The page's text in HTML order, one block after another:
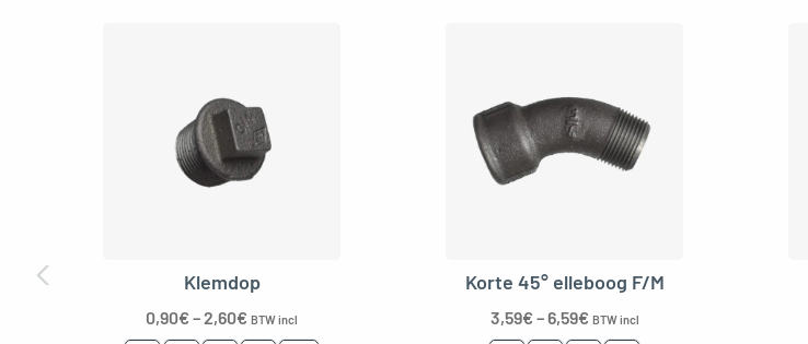
Klemdop
0,90€–2,60€ BTW incl
Korte 45° elleboog F/M
3,59€–6,59€ BTW incl